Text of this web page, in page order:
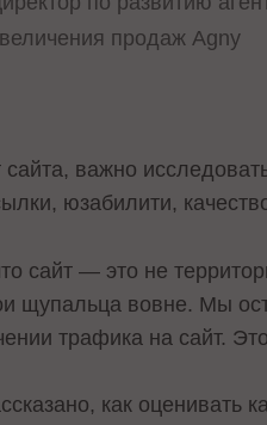
продаж Agny
важно
юзабилити,
сайт — это не
щупальца вовне. Мы
трафика на сайт. Это
как оценивать